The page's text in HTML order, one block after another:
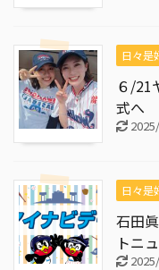
日々是
６/21
式へ
日々是
石田
トニ